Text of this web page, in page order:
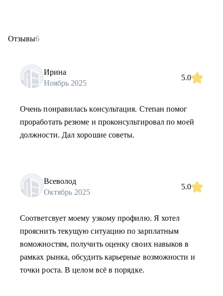
Отзывы6
Ирина
Ноябрь 2025
5.0
Очень понравилась консультация. Степан помог
проработать резюме и проконсультировал по моей
должности. Дал хорошие советы.
Всеволод
Октябрь 2025
5.0
Соответсвует моему узкому профилю. Я хотел
прояснить текущую ситуацию по зарплатным
воможностям, получить оценку своих навыков в
рамках рынка, обсудить карьерные возможности и
точки роста. В целом всё в порядке.